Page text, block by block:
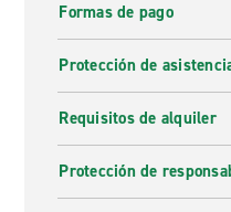
Formas de pago
Protección de
Requisitos de alquiler
Protección de